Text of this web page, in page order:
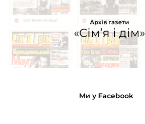
Архів газети
«Сім’я і дім»
Ми у Facebook